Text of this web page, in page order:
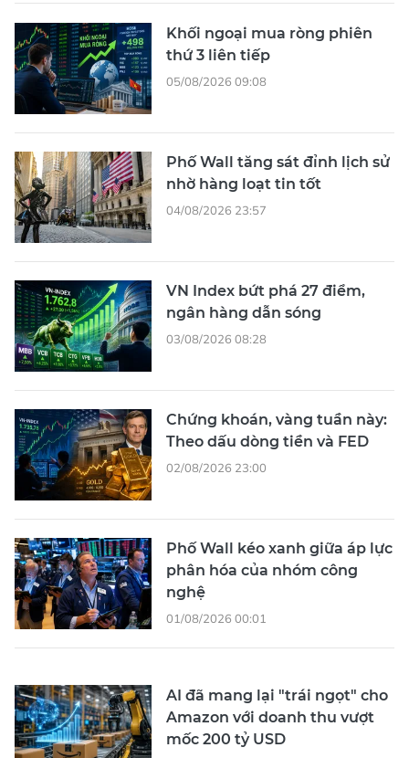
Khối ngoại mua ròng phiên
thứ 3 liên tiếp
05/08/2026 09:08
Phố Wall tăng sát đỉnh lịch sử
nhờ hàng loạt tin tốt
04/08/2026 23:57
VN Index bứt phá 27 điểm,
ngân hàng dẫn sóng
03/08/2026 08:28
Chứng khoán, vàng tuần này:
Theo dấu dòng tiền và FED
02/08/2026 23:00
Phố Wall kéo xanh giữa áp lực
phân hóa của nhóm công
nghệ
01/08/2026 00:01
AI đã mang lại "trái ngọt" cho
Amazon với doanh thu vượt
mốc 200 tỷ USD